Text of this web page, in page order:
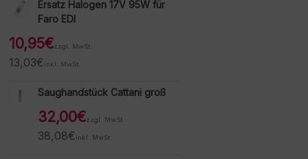
Ersatz Halogen 17V 95W für
Faro EDI
10,95€zzgl. MwSt.
13,03€ inkl. MwSt.
Saughandstück Cattani groß
32,00€zzgl. MwSt.
38,08€ inkl. MwSt.